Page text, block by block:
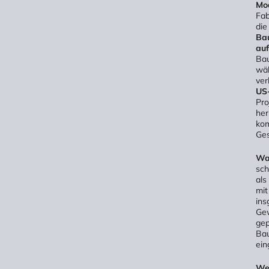
als